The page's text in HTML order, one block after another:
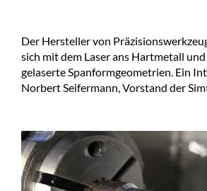
Der Hersteller von
sich mit dem Laser ans Hartmetall
gelaserte Spanformgeometrien. Ein
Norbert Seifermann, Vorstand der